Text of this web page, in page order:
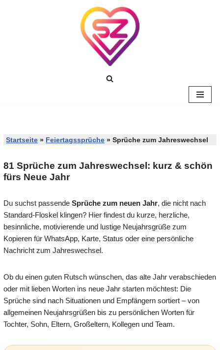
Startseite » Feiertagssprüche »Sprüche zum Jahreswechsel
81 Sprüche zum Jahreswechsel: kurz & schön
fürs Neue Jahr
Du suchst passendeSprüche zum neuen Jahr, die nicht nach
Standard-Floskel klingen? Hier findest du kurze, herzliche,
besinnliche, motivierende und lustige Neujahrsgrüße zum
Kopieren für WhatsApp, Karte, Status oder eine persönliche
Nachricht zum Jahreswechsel.
Ob du einen guten Rutsch wünschen, das alte Jahr verabschieden
oder mit lieben Worten ins neue Jahr starten möchtest: Die
Sprüche sind nach Situationen und Empfängern sortiert – von
allgemeinen Neujahrsgrüßen bis zu persönlichen Worten für
Tochter, Sohn, Eltern, Großeltern, Kollegen und Team.